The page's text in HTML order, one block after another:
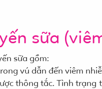
sữa
sữa gồm:
vú dẫn đến viêm
thông tắc. Tình trạng